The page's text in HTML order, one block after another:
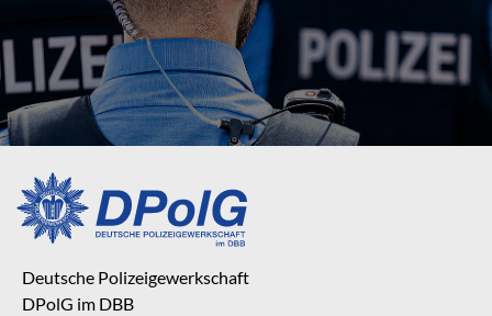
Deutsche Polizeigewerkschaft
DPolG im DBB